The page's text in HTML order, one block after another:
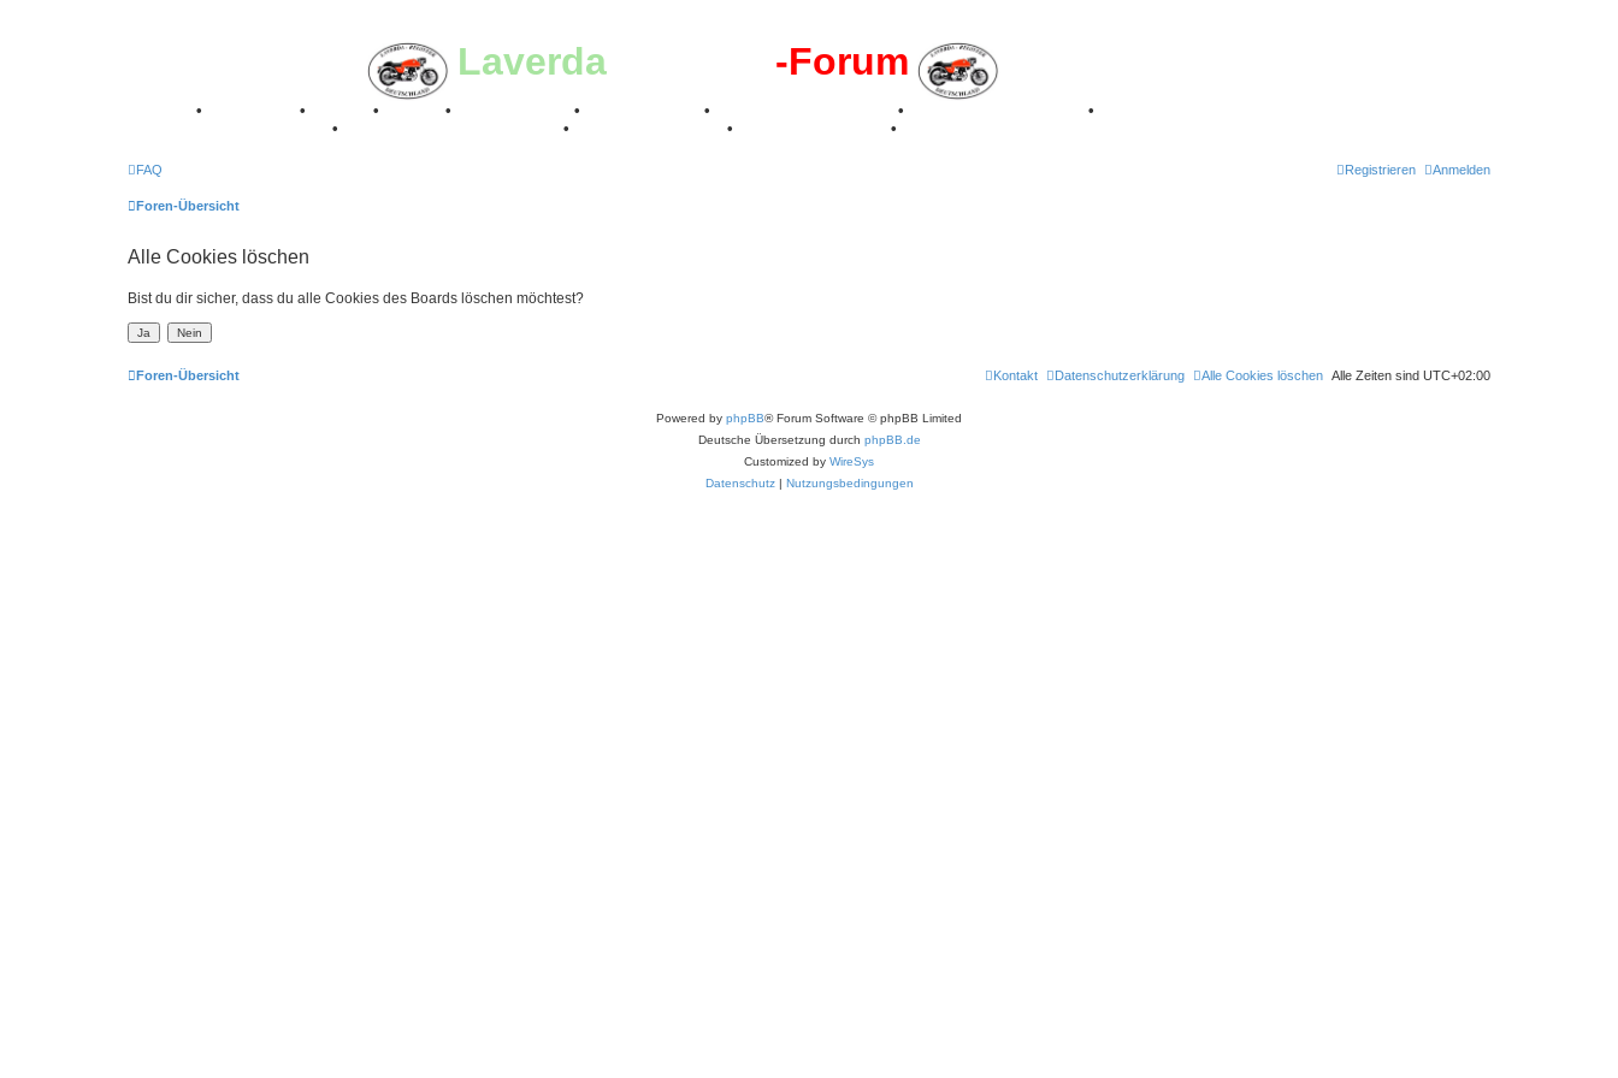
Laverda -Forum
• • • • • • •
•
• • • •
FAQ Anmelden
Registrieren
Foren-Übersicht
Alle Cookies löschen
Bist du dir sicher, dass du alle Cookies des Boards löschen möchtest?
Foren-Übersicht Alle Zeiten sind UTC+02:00
Alle Cookies löschen
Datenschutzerklärung
Kontakt
Powered by phpBB® Forum Software © phpBB Limited
Deutsche Übersetzung durch phpBB.de
Customized by WireSys
Datenschutz| Nutzungsbedingungen